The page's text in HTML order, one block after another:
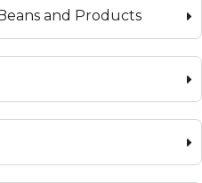
and Products